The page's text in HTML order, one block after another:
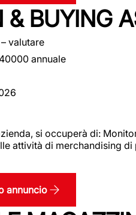
& BUYING
valutare
annuale
si occuperà di:
attività di merchandising
annuncio